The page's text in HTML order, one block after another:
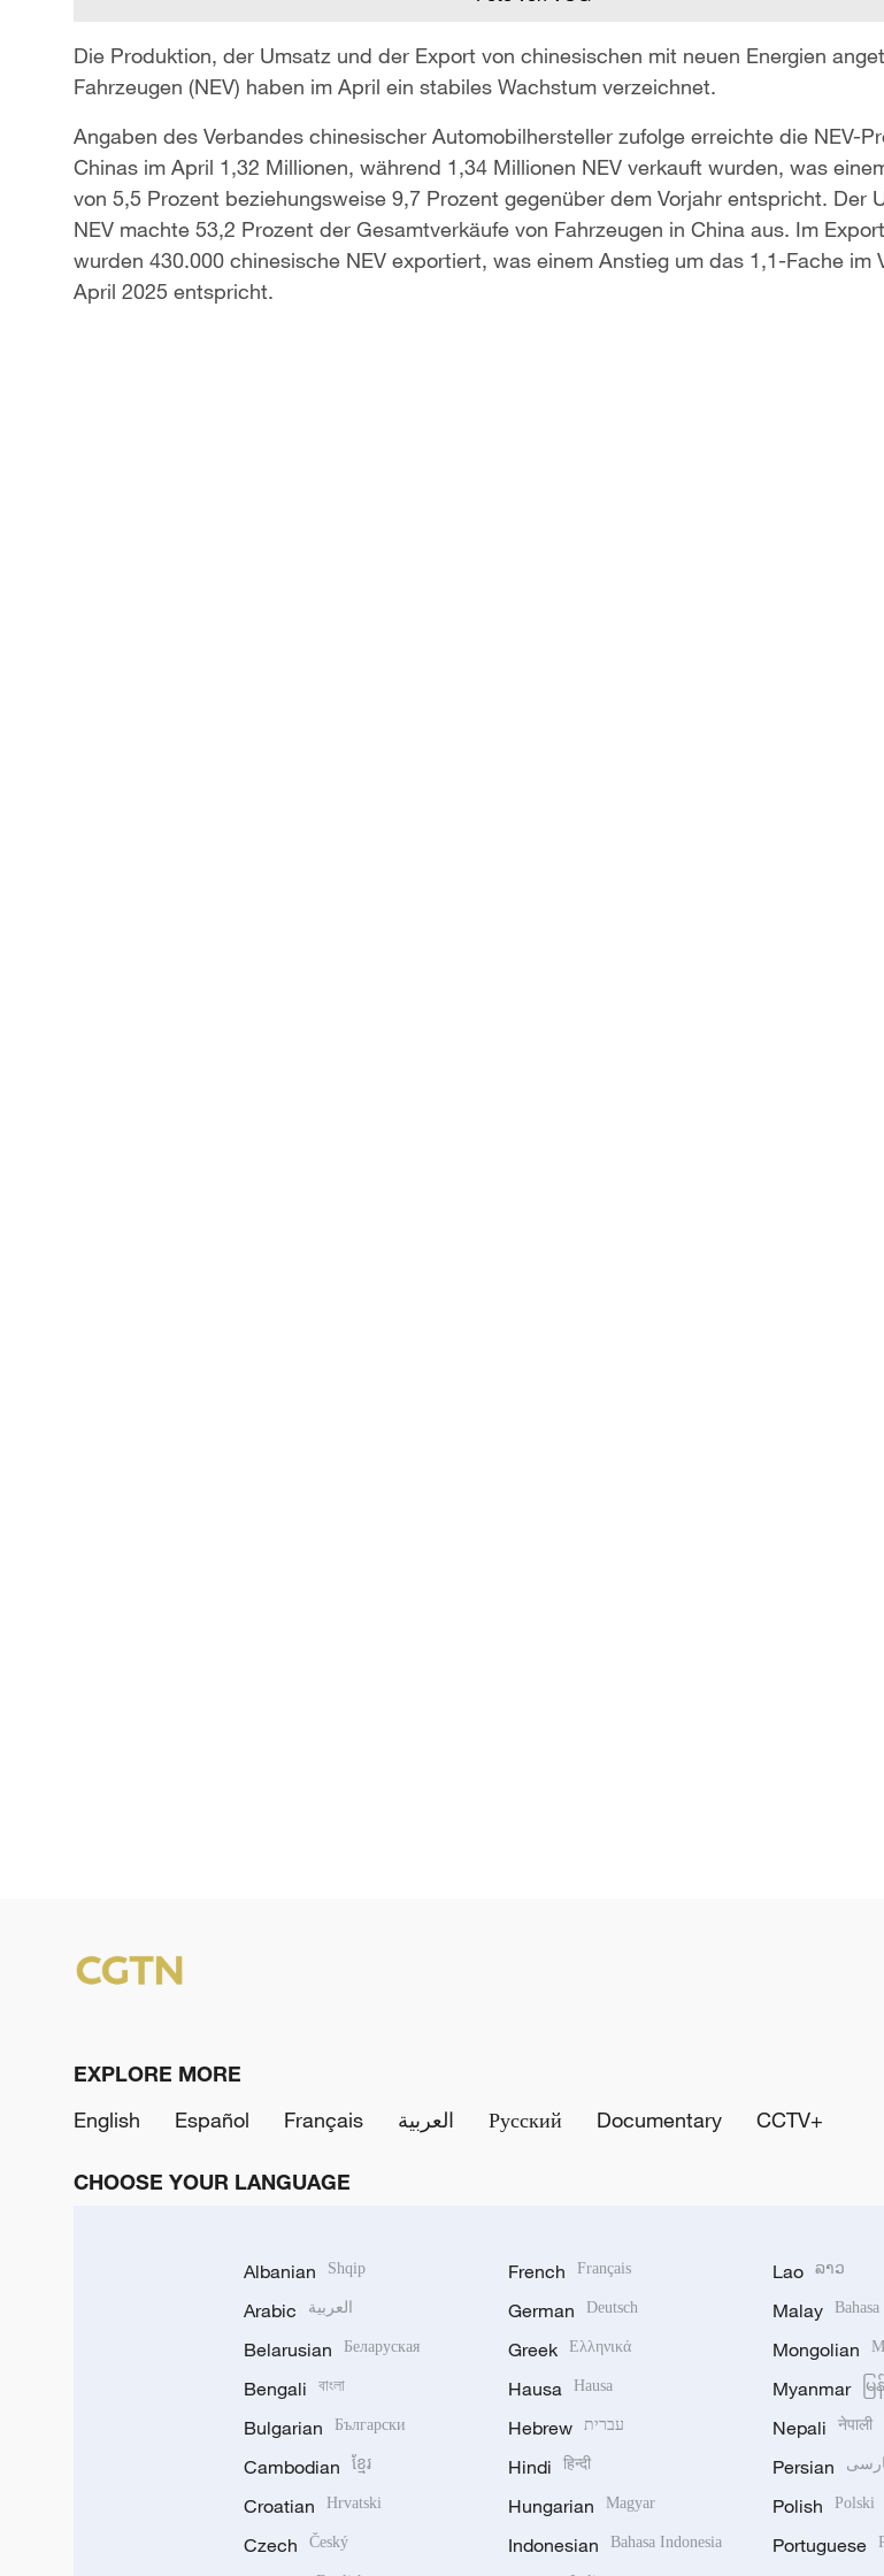
Die Produktion, der Umsatz und der Export von chinesischen mit neuen Energien
Fahrzeugen (NEV) haben im April ein stabiles Wachstum verzeichnet.
Angaben des Verbandes chinesischer Automobilhersteller zufolge erreichte die NEV-
Chinas im April 1,32 Millionen, während 1,34 Millionen NEV verkauft wurden, was
von 5,5 Prozent beziehungsweise 9,7 Prozent gegenüber dem Vorjahr entspricht. Der
NEV machte 53,2 Prozent der Gesamtverkäufe von Fahrzeugen in China aus. Im
wurden 430.000 chinesische NEV exportiert, was einem Anstieg um das 1,1-Fache im
April 2025 entspricht.
EXPLORE MORE
English
Español Français العربية Русский Documentary CCTV+
CHOOSE YOUR LANGUAGE
Albanian Shqip
Arabic العربية
Belarusian Беларуская
Bengali বাংলা
Bulgarian Български
Cambodian ខ្មែរ
Croatian Hrvatski
Czech Český
French Français
German Deutsch
Greek Ελληνικά
Hausa Hausa
Hebrew עברית
Hindi हिन्दी
Hungarian Magyar
Indonesian Bahasa Indonesia
Lao ລາວ
Malay
Mongolian
Myanmar မ
Nepali नेपाली
Persian
Polish Polski
Portuguese